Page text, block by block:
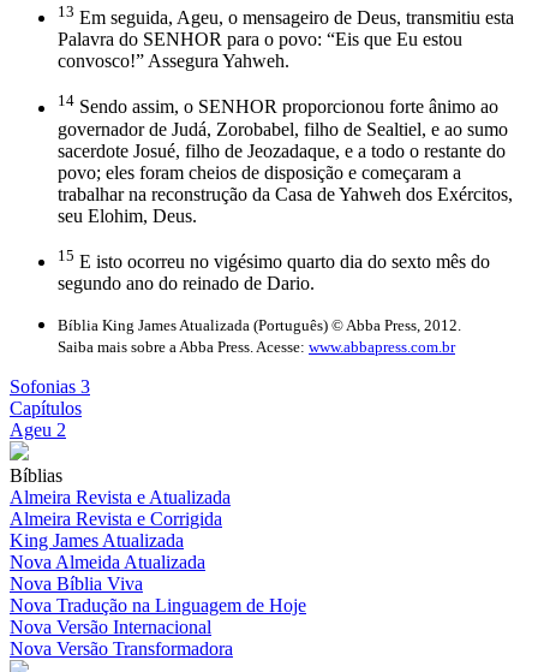
13 Em seguida, Ageu, o mensageiro de Deus, transmitiu esta
Palavra do SENHOR para o povo: “Eis que Eu estou
convosco!” Assegura Yahweh.
14 Sendo assim, o SENHOR proporcionou forte ânimo ao
governador de Judá, Zorobabel, filho de Sealtiel, e ao sumo
sacerdote Josué, filho de Jeozadaque, e a todo o restante do
povo; eles foram cheios de disposição e começaram a
trabalhar na reconstrução da Casa de Yahweh dos Exércitos,
seu Elohim, Deus.
15 E isto ocorreu no vigésimo quarto dia do sexto mês do
segundo ano do reinado de Dario.
Bíblia King James Atualizada (Português) © Abba Press, 2012.
Saiba mais sobre a Abba Press. Acesse: www.abbapress.com.br
Sofonias 3
Capítulos
Ageu 2
Bíblias
Almeira Revista e Atualizada
Almeira Revista e Corrigida
King James Atualizada
Nova Almeida Atualizada
Nova Bíblia Viva
Nova Tradução na Linguagem de Hoje
Nova Versão Internacional
Nova Versão Transformadora